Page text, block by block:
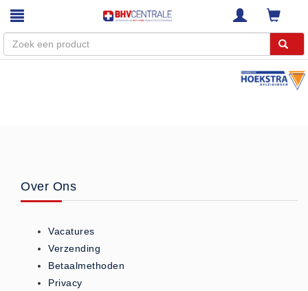
Diensten
RI&E
Bedrijfsnoodplannen
Over Ons
Vacatures
Verzending
Betaalmethoden
Privacy